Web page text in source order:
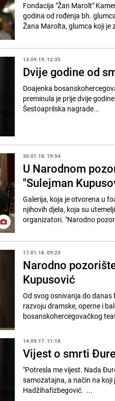
Fondacija "Žan Marolt"
godina od rođenja bh.
Žana Marolta, glumca koji je
13.09.19. 12:35
Dvije godine od
Doajenka
preminula je prije dvije godine u 65. godini. Dobitnica brojnih
Šestoaprilska nagrade...
30.01.18. 19:54
U Narodnom
"Sulejman
Galerija, koja je otvorena u
njihovih djela, koja su
organizatori. "Narodno
17.01.18. 09:23
Narodno
Kupusović
Od svog osnivanja do
razvoju dramske, operne i
bosanskohercegovačkog
14.09.17. 11:18
Vijest o smrti
"Potresla me vijest. Nada
samozatajna, a način na koji
Hadžihafizbegović. ...